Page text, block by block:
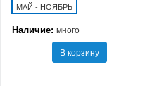
МАЙ - НОЯБРЬ
Наличие: много
В корзину